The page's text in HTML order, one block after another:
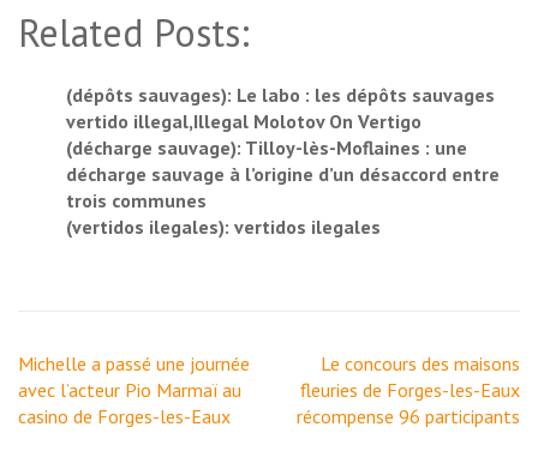
Related Posts:
(dépôts sauvages): Le labo : les dépôts sauvages
vertido illegal,Illegal Molotov On Vertigo
(décharge sauvage): Tilloy-lès-Moflaines : une
décharge sauvage à l’origine d’un désaccord entre
trois communes
(vertidos ilegales): vertidos ilegales
Navigation
de
l’article
Michelle a passé une journée
avec l’acteur Pio Marmaï au
casino de Forges-les-Eaux
Le concours des maisons
fleuries de Forges-les-Eaux
récompense 96 participants